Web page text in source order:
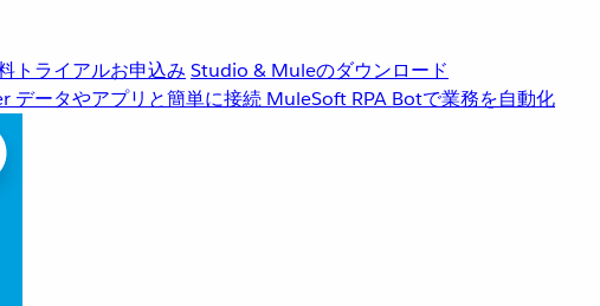
トライアルお申込み Studio & Muleのダウンロード
データやアプリと簡単に接続 MuleSoft RPA Botで業務を自動化